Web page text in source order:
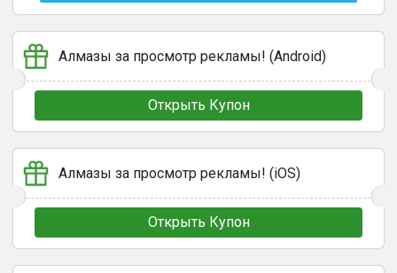
Алмазы за просмотр рекламы! (Android)
Открыть Купон
Алмазы за просмотр рекламы! (iOS)
Открыть Купон